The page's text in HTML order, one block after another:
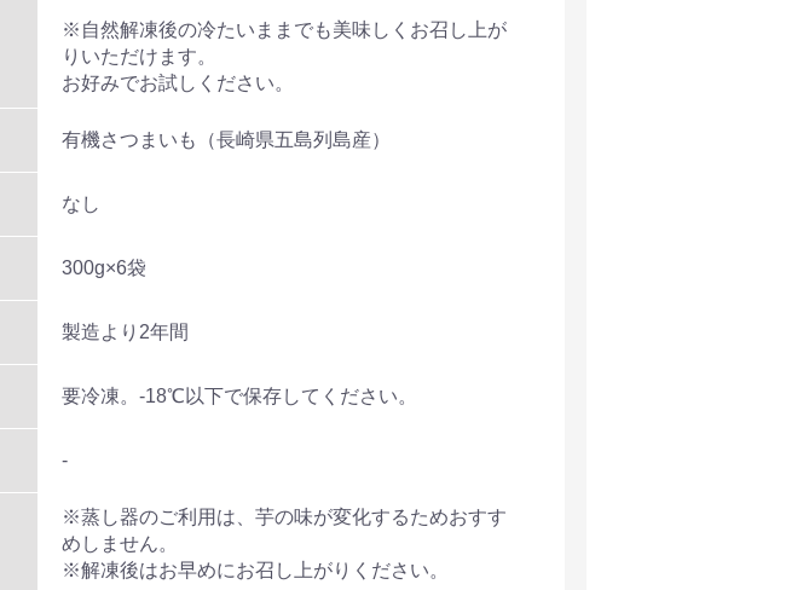
※自然解凍後の冷たいままでも美味しくお召し上が
りいただけます。
お好みでお試しください。
有機さつまいも（長崎県五島列島産）
なし
300g×6袋
製造より2年間
要冷凍。-18℃以下で保存してください。
-
※蒸し器のご利用は、芋の味が変化するためおすす
めしません。
※解凍後はお早めにお召し上がりください。